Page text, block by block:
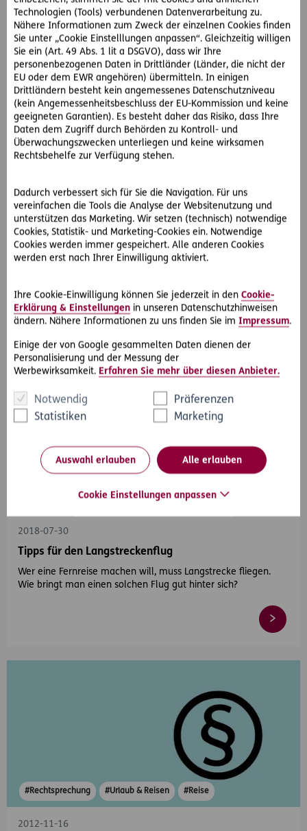
Technologien (Tools) verbundenen Datenverarbeitung zu.
Nähere Informationen zum Zweck der einzelnen Cookies finden
Sie unter „Cookie Einstelllungen anpassen“. Gleichzeitig willigen
Sie ein (Art. 49 Abs. 1 lit a DSGVO), dass wir Ihre
personenbezogenen Daten in Drittländer (Länder, die nicht der
EU oder dem EWR angehören) übermitteln. In einigen
Drittländern besteht kein angemessenes Datenschutzniveau
(kein Angemessenheitsbeschluss der EU-Kommission und keine
geeigneten Garantien). Es besteht daher das Risiko, dass Ihre
Daten dem Zugriff durch Behörden zu Kontroll- und
Überwachungszwecken unterliegen und keine wirksamen
Rechtsbehelfe zur Verfügung stehen.
Dadurch verbessert sich für Sie die Navigation. Für uns
vereinfachen die Tools die Analyse der Websitenutzung und
unterstützen das Marketing. Wir setzen (technisch) notwendige
Cookies, Statistik- und Marketing-Cookies ein. Notwendige
Cookies werden immer gespeichert. Alle anderen Cookies
werden erst nach Ihrer Einwilligung aktiviert.
Ihre Cookie-Einwilligung können Sie jederzeit in den Cookie-
Erklärung & Einstellungen in unseren Datenschutzhinweisen
ändern. Nähere Informationen zu uns finden Sie im Impressum.
Einige der von Google gesammelten Daten dienen der
Personalisierung und der Messung der
Werbewirksamkeit. Erfahren Sie mehr über diesen Anbieter.
Notwendig
Präferenzen
Statistiken
Marketing
Auswahl erlauben Alle erlauben
Cookie Einstellungen anpassen
#Reise #Klimaschutz #Nachhaltigkeit
2019-07-23
Umweltfreundlich verreisen
Ferienzeit ist Reisezeit! Wer gerne urlaubt, muss zuerst einmal
vor und während Ihrer…
2018-07-30
Tipps für den Langstreckenflug
Wer eine Fernreise machen will, muss Langstrecke fliegen.
Wie bringt man einen solchen Flug gut hinter sich?
#Rechtsprechung #Urlaub & Reisen #Reise
2012-11-16